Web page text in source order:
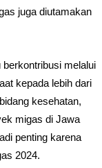
juga diutamakan
melalui
kepada lebih dari
kesehatan,
migas di Jawa
penting karena
2024.